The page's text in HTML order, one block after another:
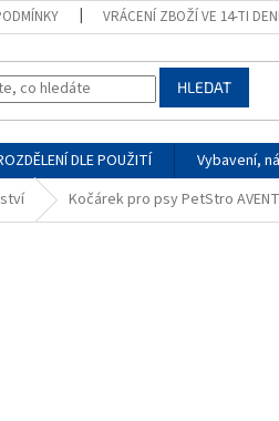
VRÁCENÍ ZBOŽÍ VE 14-TI
HLEDAT
DLE POUŽITÍ Vybavení,
Kočárek pro psy PetStro